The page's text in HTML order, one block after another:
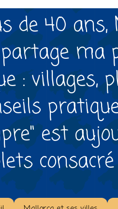
de 40
partage
: villages,
est
consacré